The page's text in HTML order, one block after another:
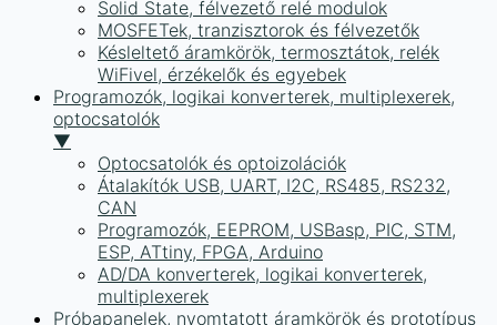
Solid State, félvezető relé modulok
MOSFETek, tranzisztorok és félvezetők
Késleltető áramkörök, termosztátok, relék
WiFivel, érzékelők és egyebek
Programozók, logikai konverterek, multiplexerek,
optocsatolók
▼
Optocsatolók és optoizolációk
Átalakítók USB, UART, I2C, RS485, RS232,
CAN
Programozók, EEPROM, USBasp, PIC, STM,
ESP, ATtiny, FPGA, Arduino
AD/DA konverterek, logikai konverterek,
multiplexerek
Próbapanelek, nyomtatott áramkörök és prototípus